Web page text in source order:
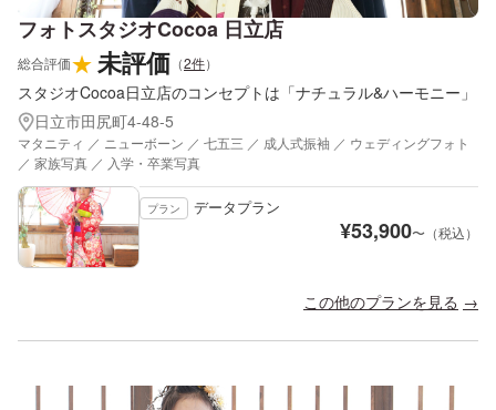
フォトスタジオCocoa 日立店
総合評価★未評価 （2件）
スタジオCocoa日立店のコンセプトは「ナチュラル&ハーモニー」
日立市田尻町4-48-5
マタニティ ／ ニューボーン ／ 七五三 ／ 成人式振袖 ／ ウェディングフォト
／ 家族写真 ／ 入学・卒業写真
プラン データプラン
¥53,900〜（税込）
この他のプランを見る